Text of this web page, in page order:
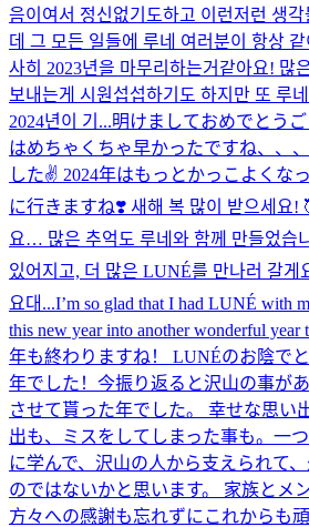
음이여서 정신없기도하고 이런저런 생
데 그 모든 일들에 루네 여러분이 항상
사히 2023년을 마무리하는거같아요! 많
보내는게 시원섭섭하기도 하지만 또 루
2024년이 기...明けましておめでとう
はめちゃくちゃ早かったですね、、
した✌️ 2024年はもっとかっこよくな
に行きますね❣️ 새해 복 많이 받으세요!
요… 많은 추억도 루네와 함께 만들었습
있어지고, 더 많은 LUNÉ를 만나러 갈게
요대...I’m so glad that I had LUNÉ with
this new year into another wonderful year
年も終わりますね！ LUNÉのお陰で
年でした！今振り返ると沢山の事が
させて貰った年でした。 幸せな思い
出も、ミスをしてしまった事も。一
に学んで、沢山の人から支えられて
のではないかと思います。 家族とメ
方々への感謝も忘れずにこれからも